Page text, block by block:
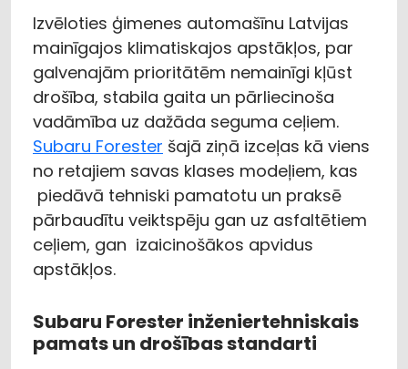
Izvēloties ģimenes automašīnu Latvijas
mainīgajos klimatiskajos apstākļos, par
galvenajām prioritātēm nemainīgi kļūst
drošība, stabila gaita un pārliecinoša
vadāmība uz dažāda seguma ceļiem.
Subaru Forester šajā ziņā izceļas kā viens
no retajiem savas klases modeļiem, kas
piedāvā tehniski pamatotu un praksē
pārbaudītu veiktspēju gan uz asfaltētiem
ceļiem, gan izaicinošākos apvidus
apstākļos.
Subaru Forester inženiertehniskais
pamats un drošības standarti